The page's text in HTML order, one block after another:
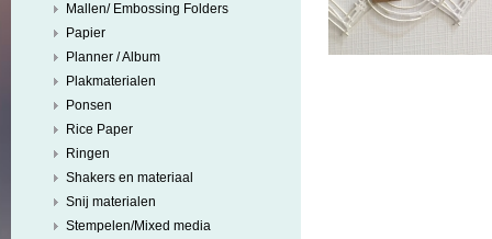
Mallen/ Embossing Folders
Papier
Planner / Album
Plakmaterialen
Ponsen
Rice Paper
Ringen
Shakers en materiaal
Snij materialen
Stempelen/Mixed media